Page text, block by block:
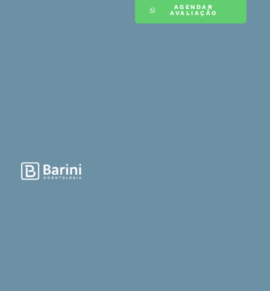
AGENDAR
AVALIAÇÃO